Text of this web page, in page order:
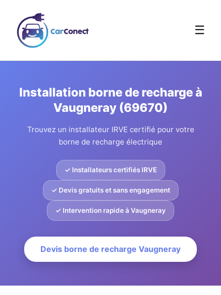
☰
Installation borne de recharge à
Vaugneray (69670)
Trouvez un installateur IRVE certifié pour votre
borne de recharge électrique
✓ Installateurs certifiés IRVE
✓ Devis gratuits et sans engagement
✓ Intervention rapide à Vaugneray
Devis borne de recharge Vaugneray